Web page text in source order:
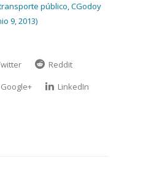
público, CGodoy
9, 2013)
Reddit
Google+
LinkedIn